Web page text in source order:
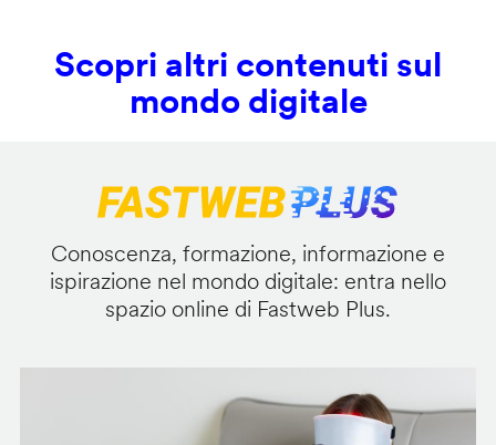
Scopri altri contenuti sul
mondo digitale
Conoscenza, formazione, informazione e
ispirazione nel mondo digitale: entra nello
spazio online di Fastweb Plus.